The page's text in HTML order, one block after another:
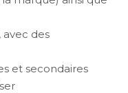
avec des
et secondaires